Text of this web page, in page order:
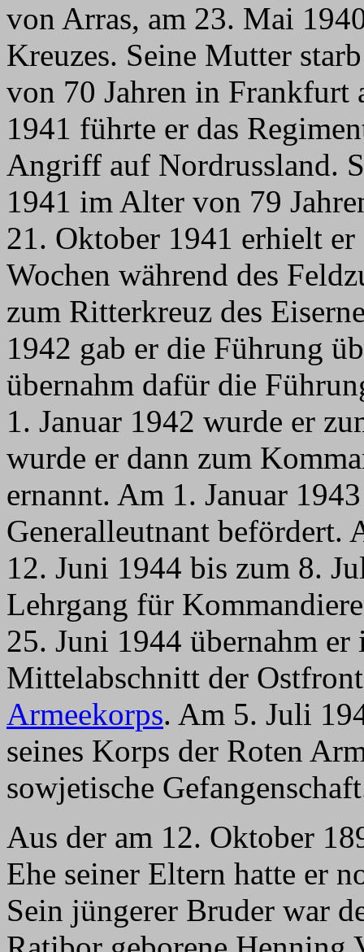
von Arras, am 23. Mai
Kreuzes. Seine Mutter
von 70 Jahren in Frankfurt
1941 führte er das
Angriff auf Nordrussland.
1941 im Alter von 79
21. Oktober 1941 erhielt
Wochen während des
zum Ritterkreuz des
1942 gab er die Führung
übernahm dafür die
1. Januar 1942 wurde er
wurde er dann zum
ernannt. Am 1. Januar
Generalleutnant befördert.
12. Juni 1944 bis zum 8.
Lehrgang für
25. Juni 1944 übernahm
Mittelabschnitt der
Armeekorps. Am 5. Juli
seines Korps der Roten
sowjetische
Aus der am 12. Oktober
Ehe seiner Eltern hatte er
Sein jüngerer Bruder war